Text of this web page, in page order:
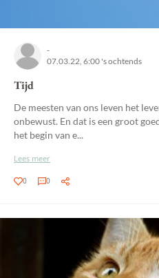
-
07.03.22, 6:00 's ochtends
Tijd
De meesten van ons leven het
onbewust. En dat is een groot
het begin van e...
Lees meer
0 0